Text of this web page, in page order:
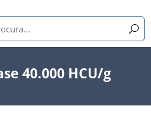
40.000 HCU/g